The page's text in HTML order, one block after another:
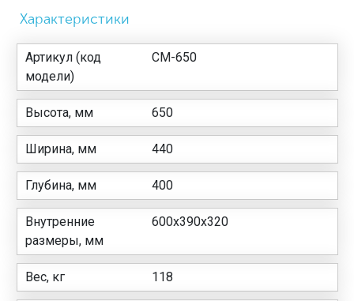
Характеристики
Артикул (код
модели)
СМ-650
Высота, мм 650
Ширина, мм 440
Глубина, мм 400
Внутренние
размеры, мм
600x390x320
Вес, кг 118